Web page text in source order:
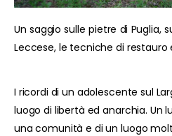
Un saggio sulle pietre di Puglia,
Leccese, le tecniche di restauro
I ricordi di un adolescente sul
luogo di libertà ed anarchia. Un
una comunità e di un luogo